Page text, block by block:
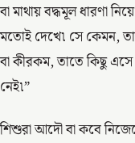
বা মাথায় বদ্ধমূল ধারণা
মতোই দেখে৷ সে কেমন,
বা কীরকম, তাতে কিছু
নেই৷”
শিশুরা আদৌ বা কবে